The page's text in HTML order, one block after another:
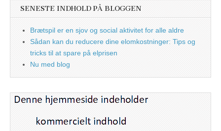
SENESTE INDHOLD PÅ BLOGGEN
Brætspil er en sjov og social aktivitet for alle aldre
Sådan kan du reducere dine elomkostninger: Tips og
tricks til at spare på elprisen
Nu med blog